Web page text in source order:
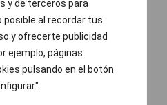
y de terceros para
posible al recordar tus
y ofrecerte publicidad
ejemplo, páginas
pulsando en el botón
de apps, muy